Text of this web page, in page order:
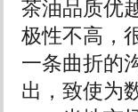
茶油品质优
极性不高，
一条曲折的
出，致使为